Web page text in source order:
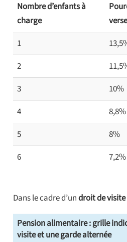
Nombre d’enfants à
charge
1
2
3
10%
4
8,8%
5
8%
6
7,2%
Dans le cadre d’undroit de visite
Pension alimentaire : grille
visite et une garde alternée